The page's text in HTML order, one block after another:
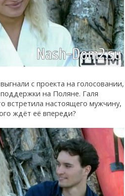
с проекта на голосовании,
на Поляне. Галя
встретила настоящего мужчину,
ждёт её впереди?